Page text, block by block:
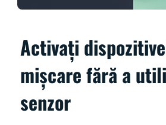
Activați
mișcare fără a
senzor